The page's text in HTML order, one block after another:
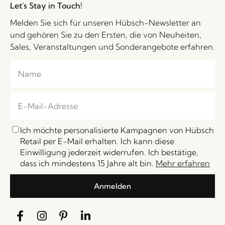
Let's Stay in Touch!
Melden Sie sich für unseren Hübsch-Newsletter an
und gehören Sie zu den Ersten, die von Neuheiten,
Sales, Veranstaltungen und Sonderangebote erfahren.
Ich möchte personalisierte Kampagnen von Hübsch
Retail per E-Mail erhalten. Ich kann diese
Einwilligung jederzeit widerrufen. Ich bestätige,
dass ich mindestens 15 Jahre alt bin. Mehr erfahren
Anmelden